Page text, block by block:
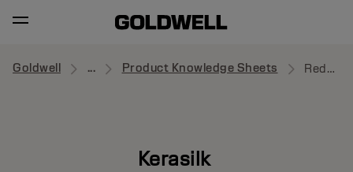
Goldwell ... Product Knowledge Sheets Redensifying Shampoo
Kerasilk